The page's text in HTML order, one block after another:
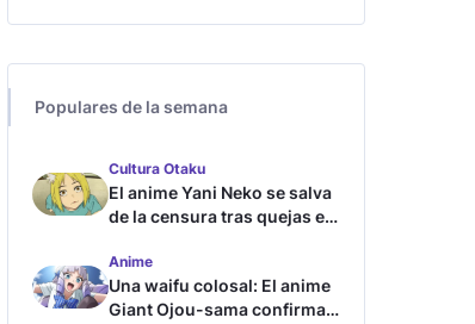
Populares de la semana
Cultura Otaku
El anime Yani Neko se salva
de la censura tras quejas en
Anime
Una waifu colosal: El anime
Giant Ojou-sama confirma